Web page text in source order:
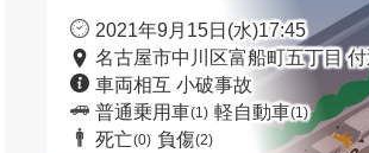
2021年9月15日(水)17:45
名古屋市中川区富船町五丁目
車両相互 小破事故
普通乗用車(1) 軽自動車(1)
死亡(0) 負傷(2)